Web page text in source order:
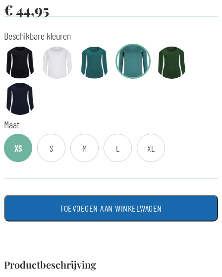
€44,95
Beschikbare kleuren
Maat
XS S M L XL
TOEVOEGEN AAN WINKELWAGEN
Productbeschrijving